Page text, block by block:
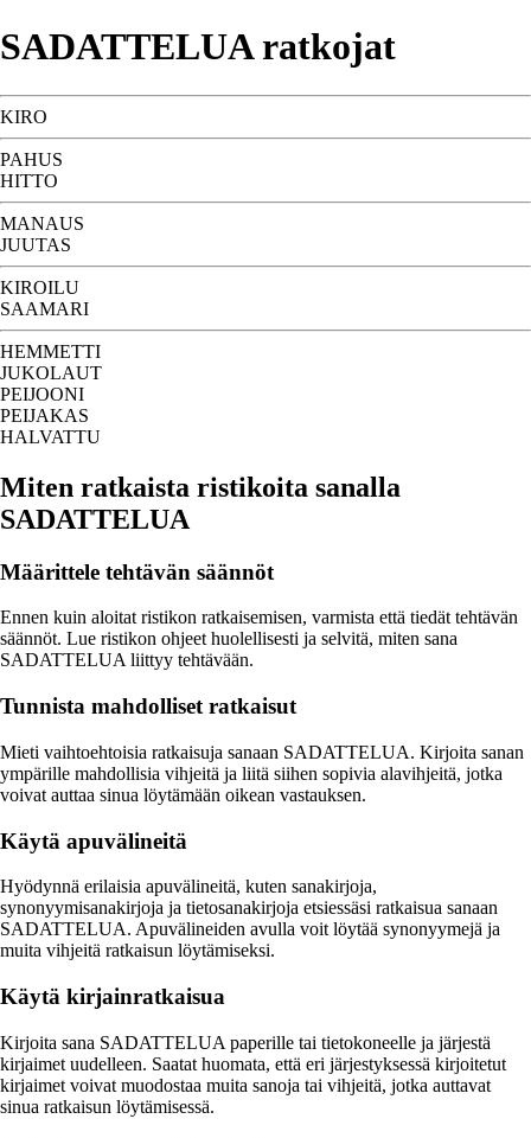
SADATTELUA ratkojat
KIRO
PAHUS
HITTO
MANAUS
JUUTAS
KIROILU
SAAMARI
HEMMETTI
JUKOLAUT
PEIJOONI
PEIJAKAS
HALVATTU
Miten ratkaista ristikoita sanalla
SADATTELUA
Määrittele tehtävän säännöt
Ennen kuin aloitat ristikon ratkaisemisen, varmista että tiedät tehtävän
säännöt. Lue ristikon ohjeet huolellisesti ja selvitä, miten sana
SADATTELUA liittyy tehtävään.
Tunnista mahdolliset ratkaisut
Mieti vaihtoehtoisia ratkaisuja sanaan SADATTELUA. Kirjoita sanan
ympärille mahdollisia vihjeitä ja liitä siihen sopivia alavihjeitä, jotka
voivat auttaa sinua löytämään oikean vastauksen.
Käytä apuvälineitä
Hyödynnä erilaisia apuvälineitä, kuten sanakirjoja,
synonyymisanakirjoja ja tietosanakirjoja etsiessäsi ratkaisua sanaan
SADATTELUA. Apuvälineiden avulla voit löytää synonyymejä ja
muita vihjeitä ratkaisun löytämiseksi.
Käytä kirjainratkaisua
Kirjoita sana SADATTELUA paperille tai tietokoneelle ja järjestä
kirjaimet uudelleen. Saatat huomata, että eri järjestyksessä kirjoitetut
kirjaimet voivat muodostaa muita sanoja tai vihjeitä, jotka auttavat
sinua ratkaisun löytämisessä.